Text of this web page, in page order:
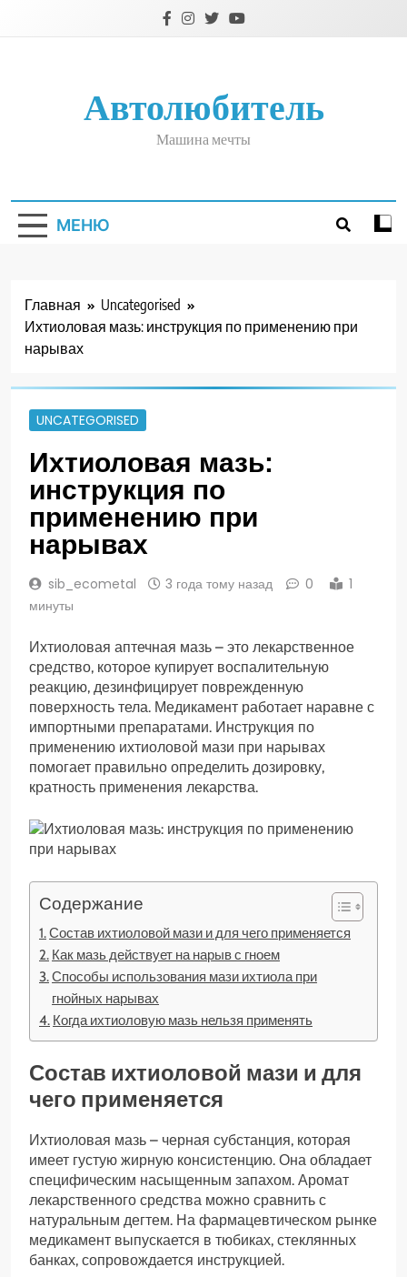
Автолюбитель
Машина мечты
МЕНЮ
Главная
Uncategorised
Ихтиоловая мазь: инструкция по применению при
нарывах
UNCATEGORISED
Ихтиоловая мазь:
инструкция по
применению при
нарывах
sib_ecometal 3 года тому назад 0
1
минуты
Ихтиоловая аптечная мазь – это лекарственное
средство, которое купирует воспалительную
реакцию, дезинфицирует поврежденную
поверхность тела. Медикамент работает наравне с
импортными препаратами. Инструкция по
применению ихтиоловой мази при нарывах
помогает правильно определить дозировку,
кратность применения лекарства.
Содержание
Состав ихтиоловой мази и для чего применяется
Как мазь действует на нарыв с гноем
Способы использования мази ихтиола при
гнойных нарывах
Когда ихтиоловую мазь нельзя применять
Состав ихтиоловой мази и для
чего применяется
Ихтиоловая мазь – черная субстанция, которая
имеет густую жирную консистенцию. Она обладает
специфическим насыщенным запахом. Аромат
лекарственного средства можно сравнить с
натуральным дегтем. На фармацевтическом рынке
медикамент выпускается в тюбиках, стеклянных
банках, сопровождается инструкцией.